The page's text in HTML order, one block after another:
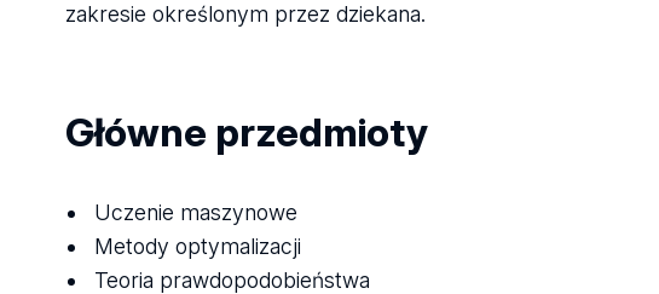
zakresie określonym przez dziekana.
Główne przedmioty
Uczenie maszynowe
Metody optymalizacji
Teoria prawdopodobieństwa